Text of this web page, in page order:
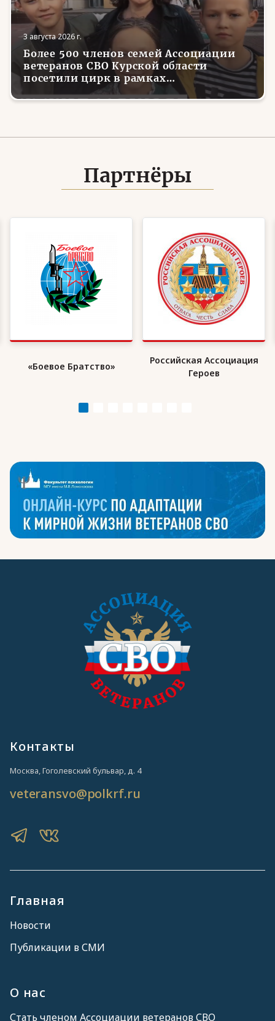
3 августа 2026 г.
Более 500 членов семей Ассоциации
ветеранов СВО Курской области
посетили цирк в рамках
всероссийской акции
Партнёры
Героев
Организация военных
инвалидов «ВоИн»
Главная
Новости
Публикации в СМИ
О нас
Стать членом Ассоциации ветеранов СВО
Контакты
Москва, Гоголевский бульвар, д. 4
veteransvo@polkrf.ru